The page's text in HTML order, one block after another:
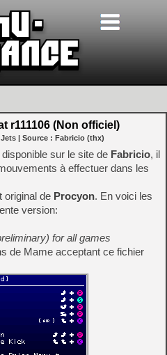
r111106 (Non officiel)
| Source : Fabricio (thx)
sur le site de Fabricio, il
à effectuer dans les
original de Procyon. En voici les
version:
for all games
de Mame acceptant ce fichier